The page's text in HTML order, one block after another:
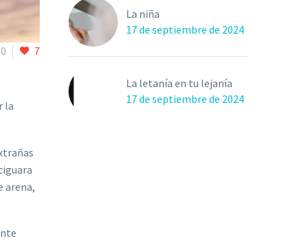
0 7
la
arena,
La niña
17 de septiembre de 2024
La letanía en tu lejanía
17 de septiembre de 2024